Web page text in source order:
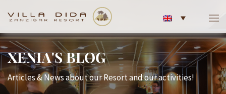
XENIA'S BLOG
Articles & News about our Resort and our activities!